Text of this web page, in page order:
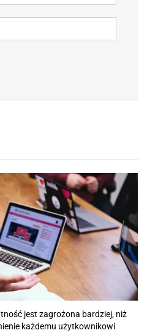
jest zagrożona bardziej, niż
każdemu użytkownikowi